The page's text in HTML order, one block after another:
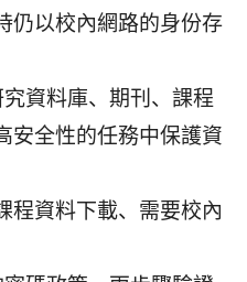
仍以校內網路的身份存
資料庫、期刊、課程
安全性的任務中保護資
程資料下載、需要校內